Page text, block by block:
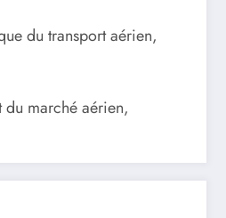
du transport aérien,
du marché aérien,